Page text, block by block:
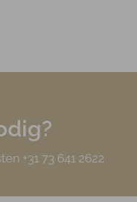
+31 73 641 2622